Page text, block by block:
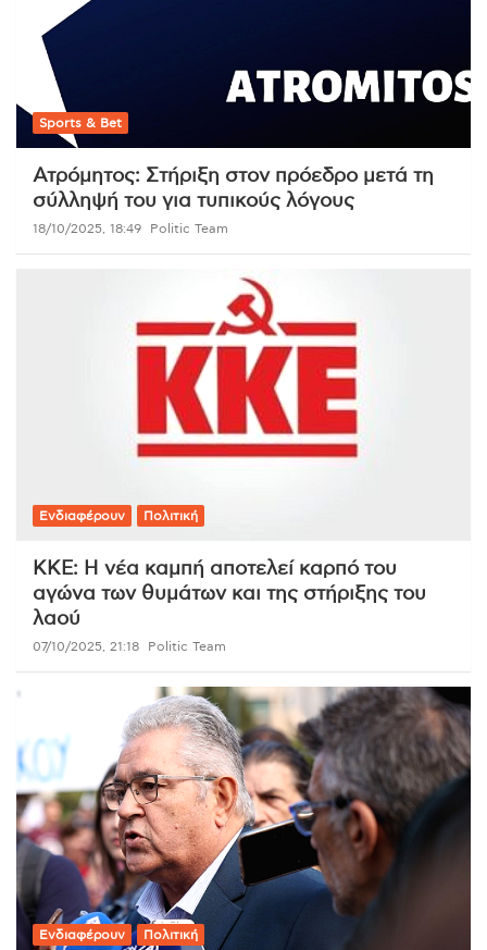
Sports & Bet
Ατρόμητος: Στήριξη στον πρόεδρο μετά τη
σύλληψή του για τυπικούς λόγους
18/10/2025, 18:49 Politic Team
Ενδιαφέρουν Πολιτική
ΚΚΕ: Η νέα καμπή αποτελεί καρπό του
αγώνα των θυμάτων και της στήριξης του
λαού
07/10/2025, 21:18 Politic Team
Ενδιαφέρουν Πολιτική